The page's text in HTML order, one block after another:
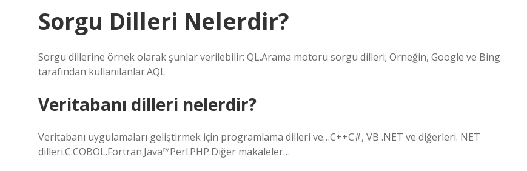
Sorgu Dilleri Nelerdir?
Sorgu dillerine örnek olarak şunlar verilebilir: QL.Arama motoru sorgu dilleri; Örneğin, Google ve Bing
tarafından kullanılanlar.AQL
Veritabanı dilleri nelerdir?
Veritabanı uygulamaları geliştirmek için programlama dilleri ve…C++C#, VB .NET ve diğerleri. NET
dilleri.C.COBOL.Fortran.Java™Perl.PHP.Diğer makaleler…